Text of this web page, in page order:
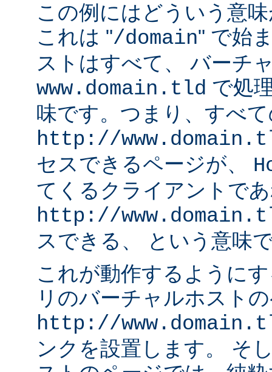
この例にはどういう意
これは "/domain" で始
ストはすべて、 バーチ
www.domain.tld で処
味です。つまり、すべ
http://
セスできるページが、
てくるクライアントで
http://
スできる、 という意味
これが動作するように
リのバーチャルホスト
http://
ンクを設置します。 そ